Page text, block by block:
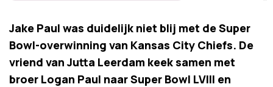
Jake Paul was duidelijk niet blij met de Super
Bowl-overwinning van Kansas City Chiefs. De
vriend van Jutta Leerdam keek samen met
broer Logan Paul naar Super Bowl LVIII en